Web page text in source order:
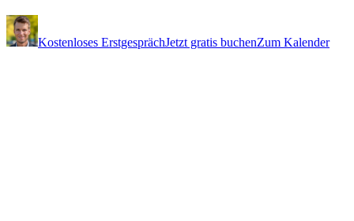
Kostenloses ErstgesprächJetzt gratis buchenZum Kalender